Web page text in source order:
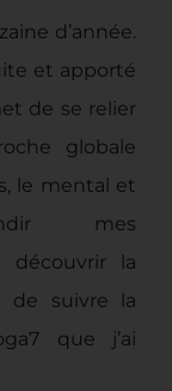
d’année.
et apporté
de se relier
globale
le mental et
mes
découvrir la
de suivre la
que j’ai